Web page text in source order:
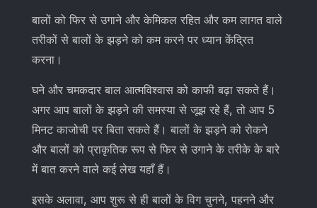
बालों को फिर से उगाने और केमिकल रहित और कम लागत वाले
तरीकों से बालों के झड़ने को कम करने पर ध्यान केंद्रित
करना।
घने और चमकदार बाल आत्मविश्वास को काफी बढ़ा सकते हैं।
अगर आप बालों के झड़ने की समस्या से जूझ रहे हैं, तो आप 5
मिनट काजोची पर बिता सकते हैं। बालों के झड़ने को रोकने
और बालों को प्राकृतिक रूप से फिर से उगाने के तरीके के बारे
में बात करने वाले कई लेख यहाँ हैं।
इसके अलावा, आप शुरू से ही बालों के विग चुनने, पहनने और